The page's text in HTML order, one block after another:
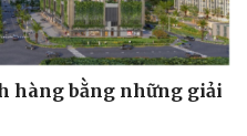
hàng bằng những giải